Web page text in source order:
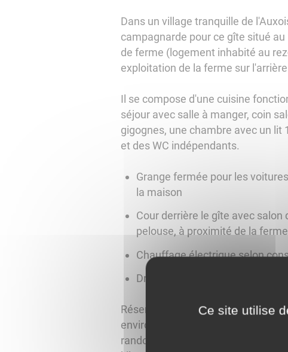
Dans un village tranquille de
campagnarde pour ce gîte situé
de ferme (logement inhabité au
exploitation de la ferme sur
Il se compose d'une cuisine
séjour avec salle à manger, coin
gigognes, une chambre avec un lit
et des WC indépendants.
Grange fermée pour les
la maison
Cour derrière le gîte avec salon
pelouse, à proximité de la
Chauffage électrique selon
Draps et ménage de fin de
Réservoir de Grosbois à 10
environnement verdoyant avec
randonnée balisés. Vallée de
Ce site utilise